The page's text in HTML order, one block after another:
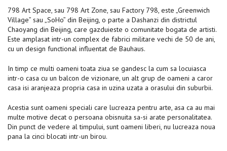
798 Art Space, sau 798 Art Zone, sau Factory 798, este „Greenwich
Village” sau „SoHo” din Beijing, o parte a Dashanzi din districtul
Chaoyang din Beijing, care gazduieste o comunitate bogata de artisti.
Este amplasat intr-un complex de fabrici militare vechi de 50 de ani,
cu un design functional influentat de Bauhaus.
In timp ce multi oameni toata ziua se gandesc la cum sa locuiasca
intr-o casa cu un balcon de vizionare, un alt grup de oameni a caror
casa isi aranjeaza propria casa in uzina uzata a orasului din suburbii.
Acestia sunt oameni speciali care lucreaza pentru arte, asa ca au mai
multe motive decat o persoana obisnuita sa-si arate personalitatea.
Din punct de vedere al timpului, sunt oameni liberi, nu lucreaza noua
pana la cinci blocati intr-un birou.